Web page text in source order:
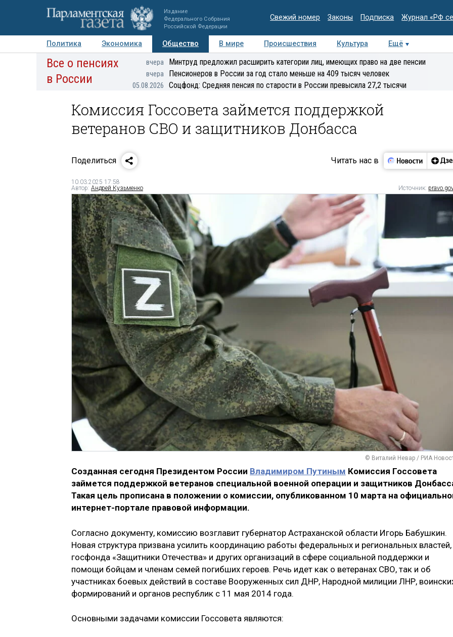
Издание
Федерального Собрания
Российской Федерации
Свежий номер Законы Подписка Журнал «РФ
Политика Экономика Общество В мире Происшествия Культура
Ещё
Авторы Персоны Мнения Регионы Медиацентр Интервью Колумнисты
Все о пенсиях
в России
вчера Минтруд предложил расширить категории лиц, имеющих право на две пенсии
вчера Пенсионеров в России за год стало меньше на 409 тысяч человек
05.08.2026 Соцфонд: Средняя пенсия по старости в России превысила 27,2 тысячи
Комиссия Госсовета займется поддержкой
ветеранов СВО и защитников Донбасса
Поделиться Читать нас в
10.03.2025 17:58
Автор: Андрей Кузьменко Источник:
© Виталий Невар / РИА
Созданная сегодня Президентом России Владимиром Путиным Комиссия Госсовета
займется поддержкой ветеранов специальной военной операции и защитников
Такая цель прописана в положении о комиссии, опубликованном 10 марта на
интернет-портале правовой информации.
Согласно документу, комиссию возглавит губернатор Астраханской области Игорь Бабушкин.
Новая структура призвана усилить координацию работы федеральных и региональных властей,
госфонда «Защитники Отечества» и других организаций в сфере социальной поддержки и
помощи бойцам и членам семей погибших героев. Речь идет как о ветеранах СВО, так и об
участниках боевых действий в составе Вооруженных сил ДНР, Народной милиции ЛНР,
формирований и органов республик с 11 мая 2014 года.
Основными задачами комиссии Госсовета являются: